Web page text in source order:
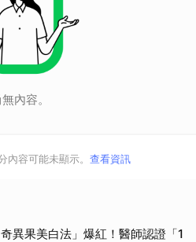
內容。
內容可能未顯示。 查看資訊
異果美白法」爆紅！醫師認證「1